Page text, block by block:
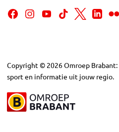
Copyright © 2026Omroep
sport en informatie uit jouw regio.